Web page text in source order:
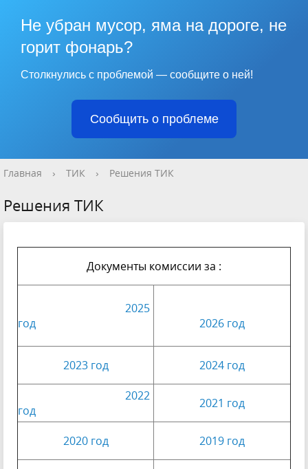
Не убран мусор, яма на дороге, не
горит фонарь?
Столкнулись с проблемой — сообщите о ней!
Сообщить о проблеме
Главная › ТИК › Решения ТИК
Решения ТИК
Документы комиссии за :
2025
год
2026 год
2023 год
2024 год
2022
год
2021 год
2020 год 2019 год